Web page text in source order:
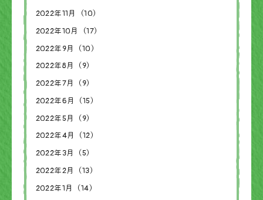
2022年11月（10）
2022年10月（17）
2022年9月（10）
2022年8月（9）
2022年7月（9）
2022年6月（15）
2022年5月（9）
2022年4月（12）
2022年3月（5）
2022年2月（13）
2022年1月（14）